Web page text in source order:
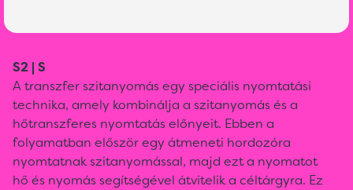
S2 | S
A transzfer szitanyomás egy speciális nyomtatási
technika, amely kombinálja a szitanyomás és a
hőtranszferes nyomtatás előnyeit. Ebben a
folyamatban először egy átmeneti hordozóra
nyomtatnak szitanyomással, majd ezt a nyomatot
hő és nyomás segítségével átvitelik a céltárgyra. Ez